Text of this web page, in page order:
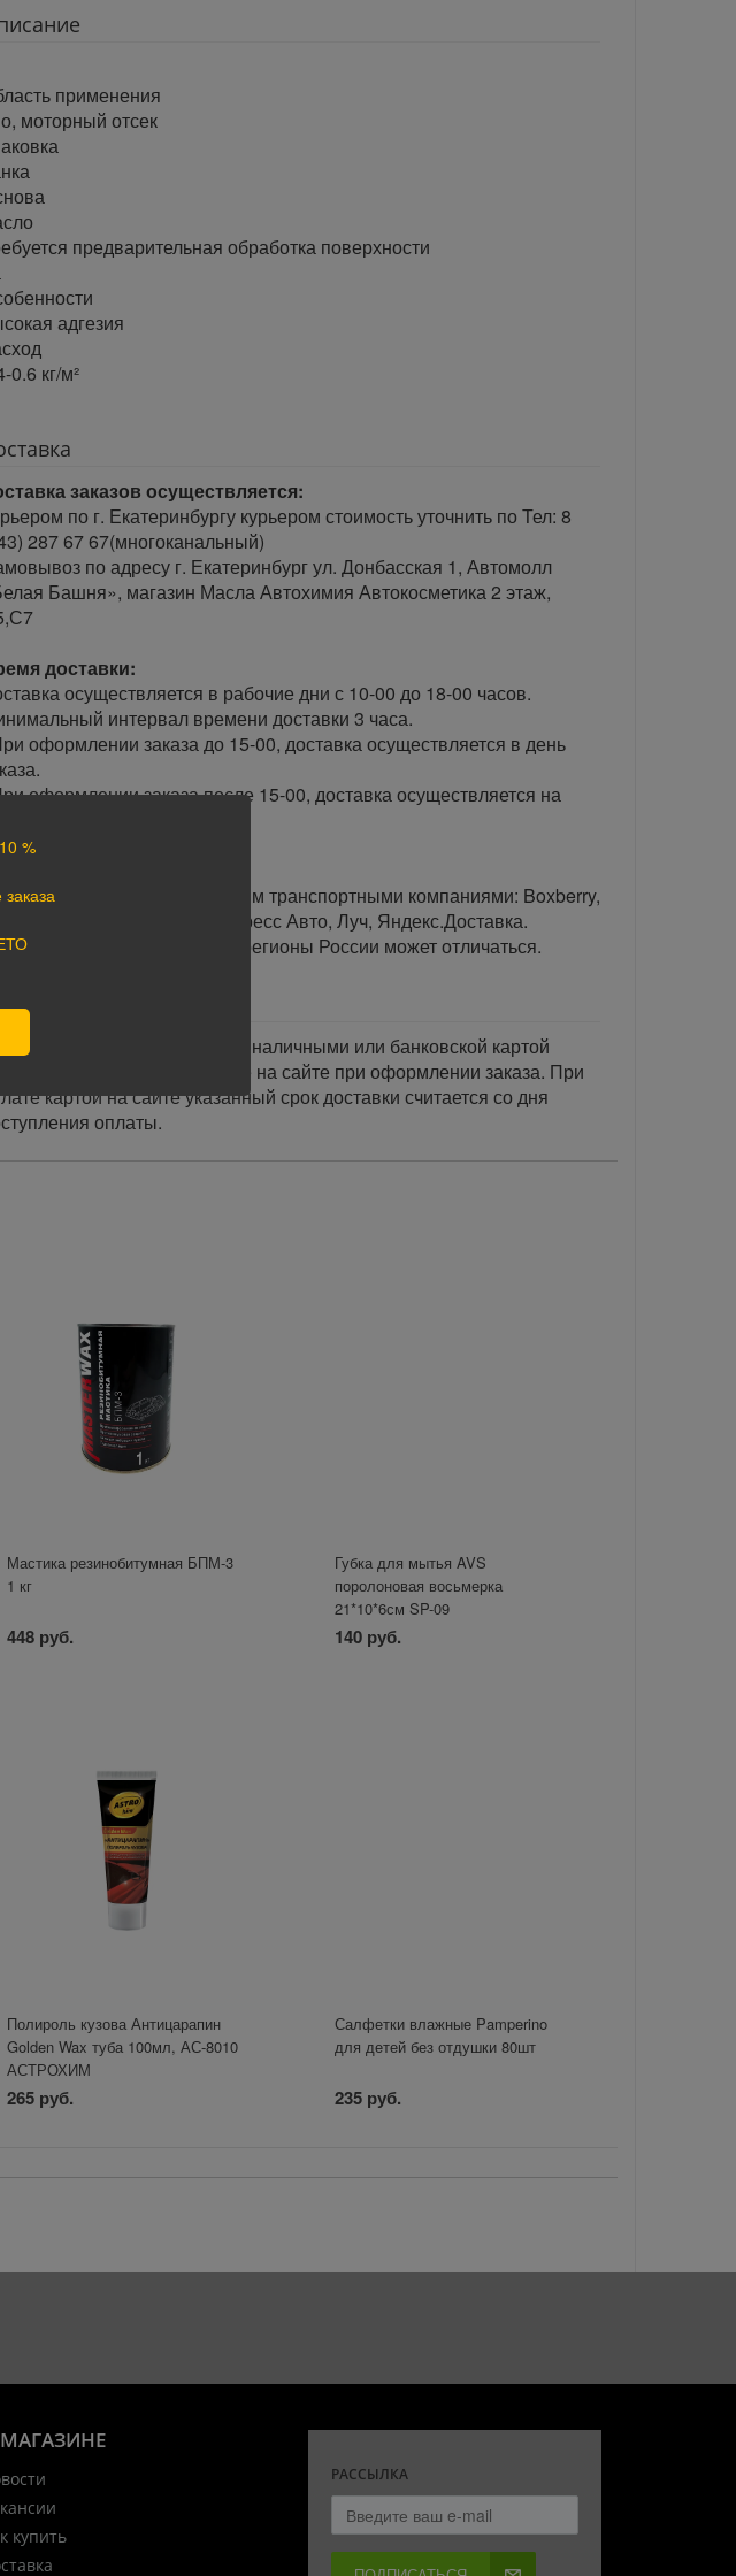
применения
моторный отсек
предварительная обработка поверхности
адгезия
0.6 кг/м²
заказов осуществляется:
по г. Екатеринбургу курьером стоимость уточнить по Тел: 8
287 67 67(многоканальный)
по адресу г. Екатеринбург ул. Донбасская 1, Автомолл
Башня», магазин Масла Автохимия Автокосметика 2 этаж,
доставки:
осуществляется в рабочие дни с 10-00 до 18-00 часов.
интервал времени доставки 3 часа.
оформлении заказа до 15-00, доставка осуществляется в день
оформлении заказа после 15-00, доставка осуществляется на
уголок России доставим транспортными компаниями: Boxberry,
России, ПЭК, GTD, Экспресс Авто, Луч, Яндекс.Доставка.
доставки в разные регионы России может отличаться.
заказа осуществляется наличными или банковской картой
при получении, а также на сайте при оформлении заказа. При
картой на сайте указанный срок доставки считается со дня
оплаты.
Мастика резинобитумная БПМ-3
1 кг
448 руб.
Губка для мытья AVS
поролоновая восьмерка
21*10*6см SP-09
140 руб.
Полироль кузова Антицарапин
Golden Wax туба 100мл, АС-8010
АСТРОХИМ
265 руб.
Салфетки влажные Pamperino
для детей без отдушки 80шт
235 руб.
купить
РАССЫЛКА
%